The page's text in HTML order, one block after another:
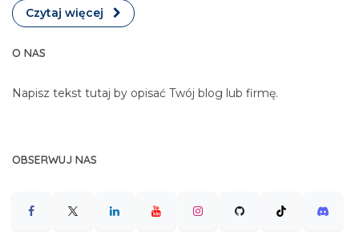
Czytaj więcej
O NAS
Napisz tekst tutaj by opisać Twój blog lub firmę.
OBSERWUJ NAS